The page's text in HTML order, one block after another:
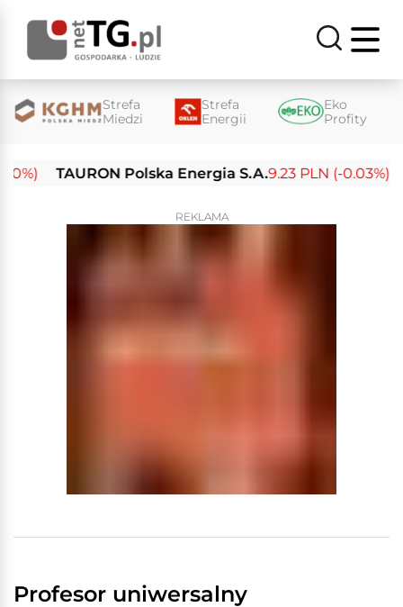
Strefa
Miedzi
Strefa
Energii
Eko
Profity
TAURON Polska Energia S.A.9.23 PLN (-0.03%)
REKLAMA
Profesor uniwersalny